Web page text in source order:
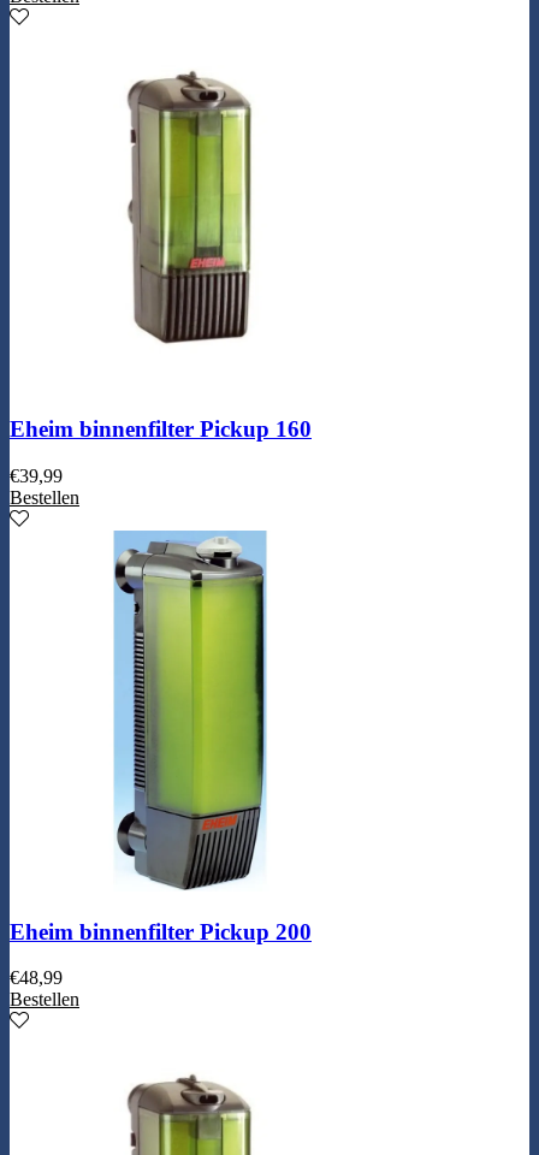
Eheim binnenfilter Pickup 160
€39,99
Bestellen
Eheim binnenfilter Pickup 200
€48,99
Bestellen